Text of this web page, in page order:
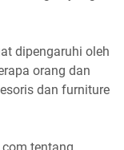
dipengaruhi oleh
orang dan
dan furniture